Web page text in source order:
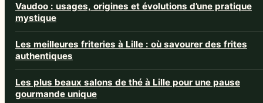
Vaudoo : usages, origines et évolutions d’une pratique
mystique
Les meilleures friteries à Lille : où savourer des frites
authentiques
Les plus beaux salons de thé à Lille pour une pause
gourmande unique